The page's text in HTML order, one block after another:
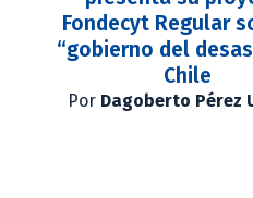
Fondecyt Regular
“gobierno del
Chile
Por Dagoberto Pérez